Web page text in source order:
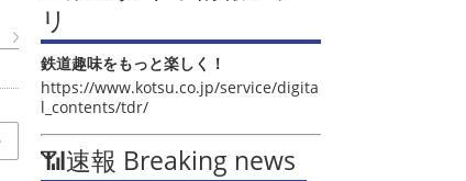
リ
鉄道趣味をもっと楽しく！
https://www.kotsu.co.jp/service/digita
l_contents/tdr/
📶速報 Breaking news